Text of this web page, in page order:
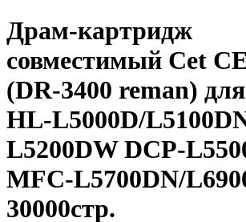
Драм-картридж
совместимый Cet
(DR-3400 reman)
HL-L5000D/­
L5200DW DCP-
MFC-L5700DN/­
30000стр.